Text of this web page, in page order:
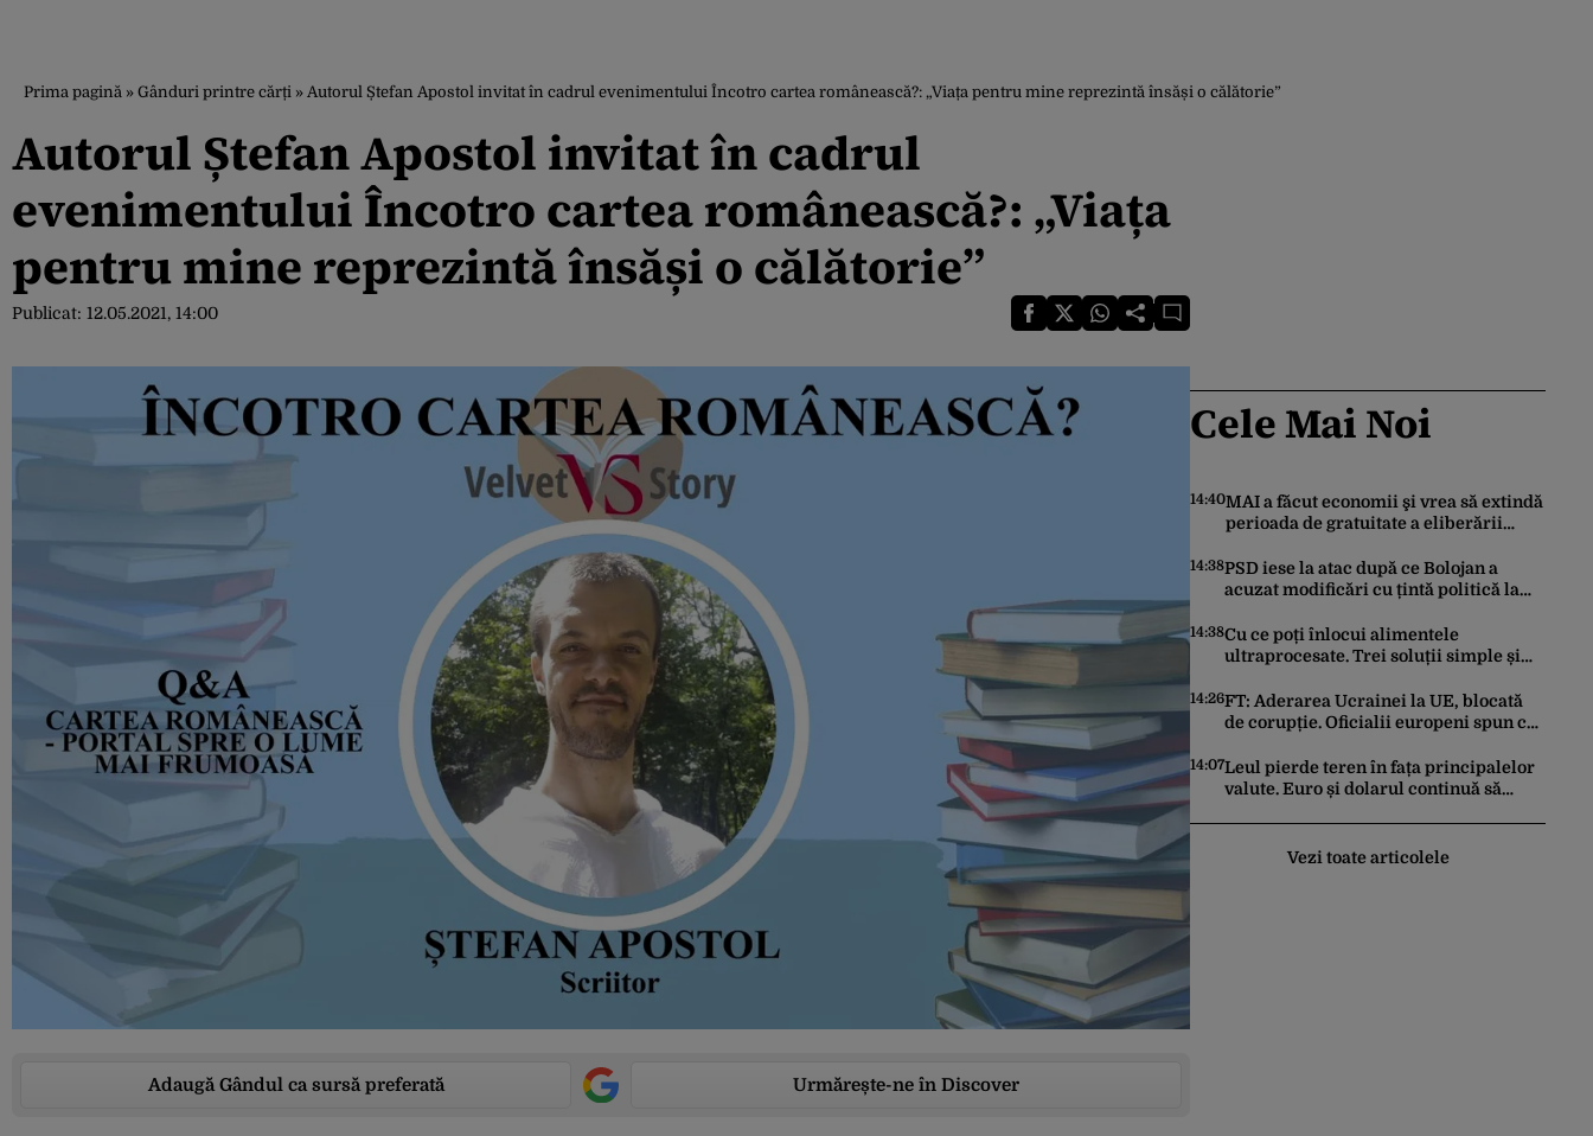
Prima pagină » Gânduri printre cărți » Autorul Ștefan Apostol invitat în cadrul evenimentului Încotro cartea românească?: „Viața pentru mine reprezintă însăși o călătorie”
Autorul Ștefan Apostol invitat în cadrul
evenimentului Încotro cartea românească?: „Viața
pentru mine reprezintă însăși o călătorie”
Publicat: 12.05.2021, 14:00
Adaugă Gândul ca sursă preferată Urmărește-ne în Discover
Cele Mai Noi
14:40MAI a făcut economii şi vrea să extindă
perioada de gratuitate a eliberării
14:38PSD iese la atac după ce Bolojan a
acuzat modificări cu țintă politică la
care încearcă să acopere culpa PNL-
USR
14:38Cu ce poți înlocui alimentele
ultraprocesate. Trei soluții simple și
14:26FT: Aderarea Ucrainei la UE, blocată
de corupție. Oficialii europeni spun că
14:07Leul pierde teren în fața principalelor
valute. Euro și dolarul continuă să
Vezi toate articolele